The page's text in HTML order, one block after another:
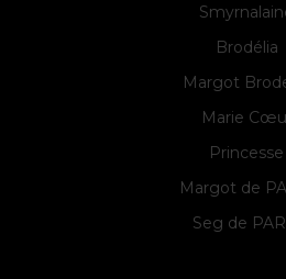
Brodélia
Margot
Marie
Princesse
Margot de
Seg de